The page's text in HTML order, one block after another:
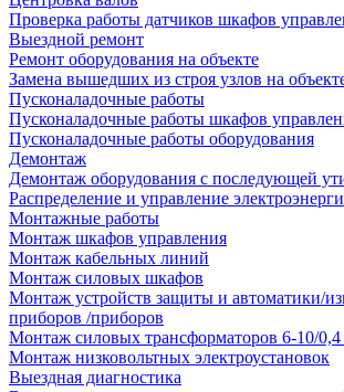
Проверка работы датчиков шкафов
Выездной ремонт
Ремонт оборудования на объекте
Замена вышедших из строя узлов на
Пусконаладочные работы
Пусконаладочные работы шкафов
Пусконаладочные работы оборудования
Демонтаж
Демонтаж оборудования с последующей
Распределение и управление
Монтажные работы
Монтаж шкафов управления
Монтаж кабельных линий
Монтаж силовых шкафов
Монтаж устройств защиты и автоматики/
приборов /приборов
Монтаж силовых трансформаторов 6-10/
Монтаж низковольтных электроустановок
Выездная диагностика